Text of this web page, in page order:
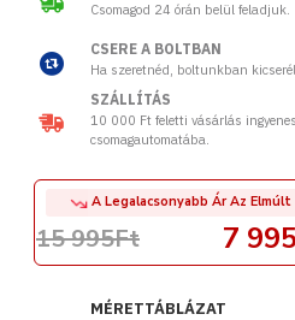
MÉRETTÁBLÁZAT
7
A Legalacsonyabb Ár Az Elmúlt
15 995Ft
Csomagod 24 órán belül feladjuk.
CSERE A BOLTBAN
Ha szeretnéd, boltunkban
SZÁLLÍTÁS
10 000 Ft feletti vásárlás
csomagautomatába.